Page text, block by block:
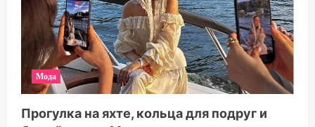
Мода
Прогулка на яхте, кольца для подруг и